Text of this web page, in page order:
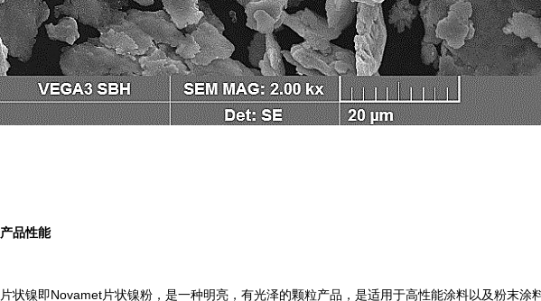
产品性能
片状镍即Novamet片状镍粉，是一种明亮，有光泽的颗粒产品，是适用于高性能涂料以及粉末涂